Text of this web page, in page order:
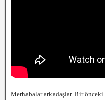
Merhabalar arkadaşlar. Bir